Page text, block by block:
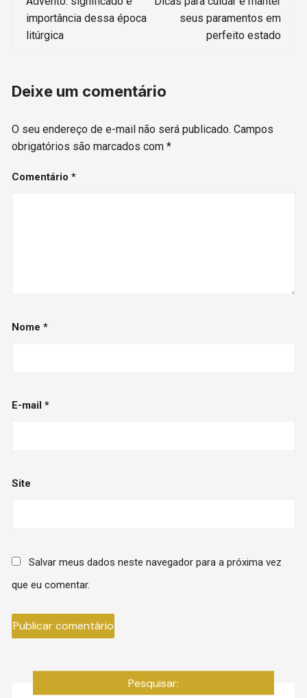
post
importância dessa época
litúrgica
seus paramentos em
perfeito estado
Deixe um comentário
O seu endereço de e-mail não será publicado. Campos
obrigatórios são marcados com*
Comentário*
Nome*
E-mail*
Site
Salvar meus dados neste navegador para a próxima vez
que eu comentar.
Pesquisar: